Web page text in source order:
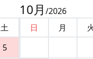
土
5
10月 /2026
日
月